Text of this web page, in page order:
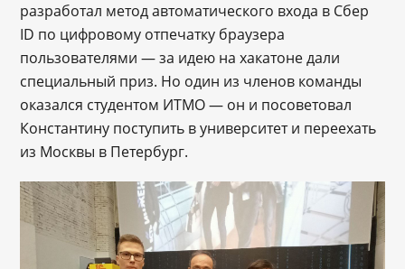
разработал метод автоматического входа в Сбер
ID по цифровому отпечатку браузера
пользователями ― за идею на хакатоне дали
специальный приз. Но один из членов команды
оказался студентом ИТМО ― он и посоветовал
Константину поступить в университет и переехать
из Москвы в Петербург.